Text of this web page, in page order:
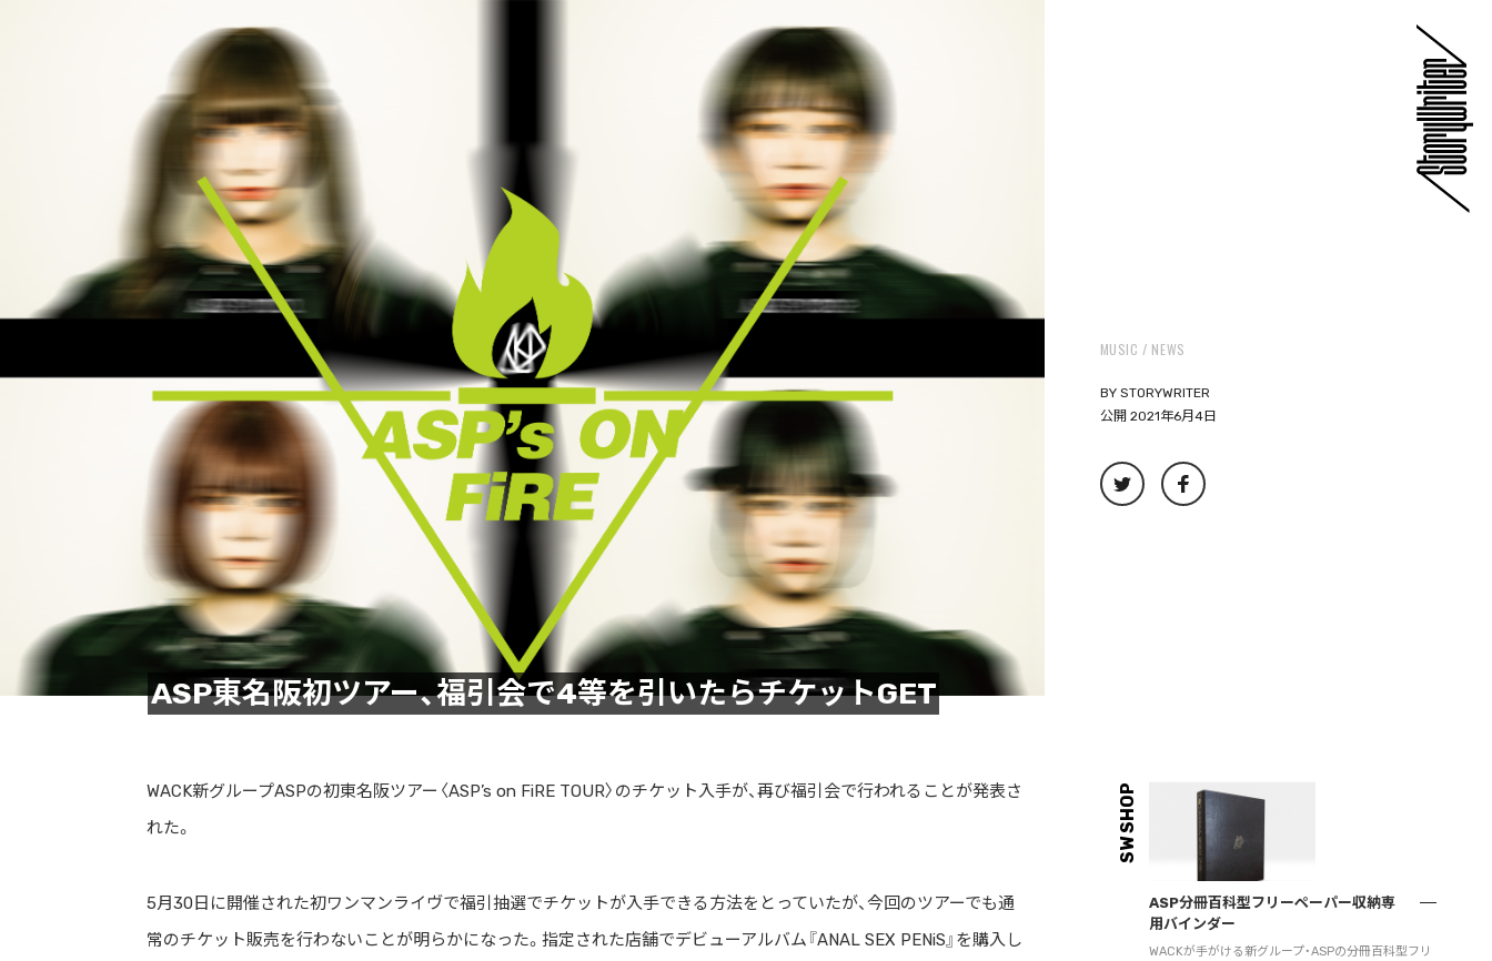
ASP東名阪初ツアー、福引会で4等を引いたらチケットGET
MUSIC NEWS
BY STORYWRITER
公開 2021年6月4日
WACK新グループASPの初東名阪ツアー〈ASP’s on FiRE TOUR〉のチケット入手が、再び福引会で行われることが発表さ
れた。
5月30日に開催された初ワンマンライヴで福引抽選でチケットが入手できる方法をとっていたが、今回のツアーでも通
常のチケット販売を行わないことが明らかになった。指定された店舗でデビューアルバム『ANAL SEX PENiS』を購入し
SW SHOP
ASP分冊百科型フリーペーパー収納専
用バインダー
WACKが手がける新グループ・ASPの分冊百科型フリ